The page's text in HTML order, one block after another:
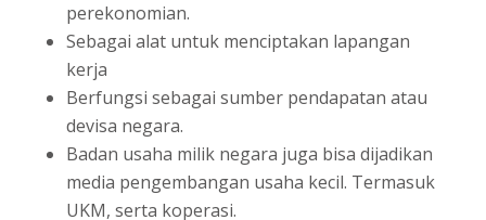
perekonomian.
Sebagai alat untuk menciptakan lapangan
kerja
Berfungsi sebagai sumber pendapatan atau
devisa negara.
Badan usaha milik negara juga bisa dijadikan
media pengembangan usaha kecil. Termasuk
UKM, serta koperasi.